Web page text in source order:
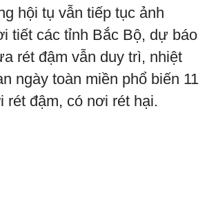
hội tụ vẫn tiếp tục ảnh
tiết các tỉnh Bắc Bộ, dự báo
rét đậm vẫn duy trì, nhiệt
ngày toàn miền phổ biến 11
rét đậm, có nơi rét hại.